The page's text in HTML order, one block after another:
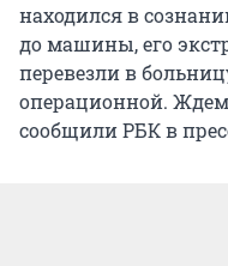
находился в
до машины, его
перевезли в
операционной.
сообщили РБК в